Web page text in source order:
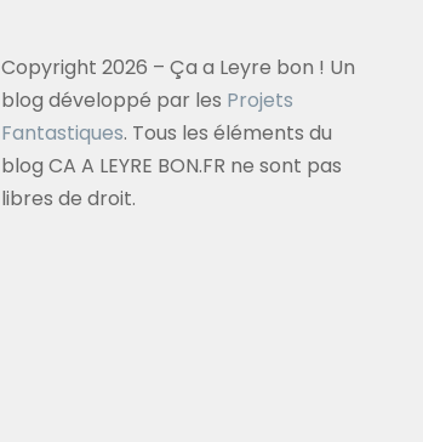
Copyright 2026 – Ça a Leyre bon ! Un
blog développé par les Projets
Fantastiques. Tous les éléments du
blog CA A LEYRE BON.FR ne sont pas
libres de droit.